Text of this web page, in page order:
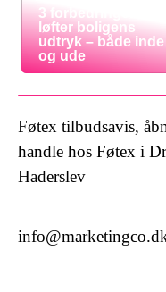
3 forbedringer der
løfter boligens
udtryk – både inde
og ude
Føtex tilbudsavis,
handle hos Føtex i
Haderslev